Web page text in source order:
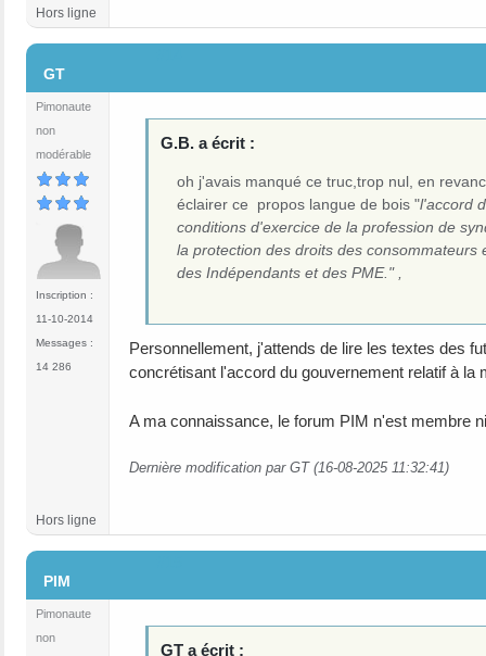
Hors ligne
GT
Pimonaute
non
modérable
Inscription :
11-10-2014
Messages :
14 286
G.B. a écrit :
oh j'avais manqué ce truc,trop nul, en
éclairer ce propos langue de bois "l'accord
conditions d'exercice de la profession de
la protection des droits des
des Indépendants et des PME." ,
Personnellement, j'attends de lire les textes des
concrétisant l'accord du gouvernement relatif à
A ma connaissance, le forum PIM n'est membre
Dernière modification par GT (16-08-2025 11:32:41)
Hors ligne
PIM
Pimonaute
non
GT a écrit :